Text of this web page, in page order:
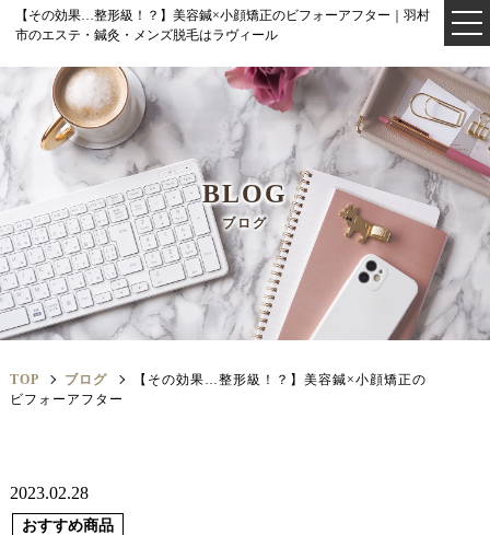
【その効果…整形級！？】美容鍼×小顔矯正のビフォーアフター｜羽村
市のエステ・鍼灸・メンズ脱毛はラヴィール
BLOG
ブログ
TOP ブログ
【その効果…整形級！？】美容鍼×小顔矯正の
ビフォーアフター
2023.02.28
おすすめ商品